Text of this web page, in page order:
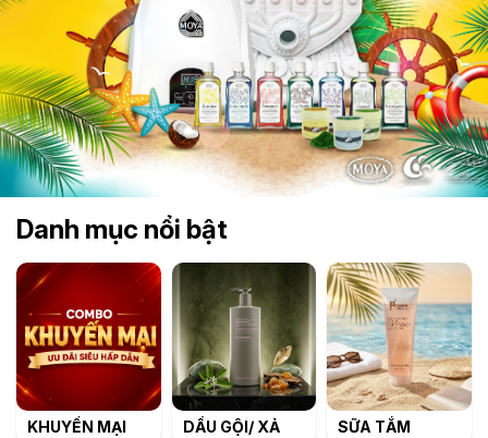
Danh mục nổi bật
KHUYẾN MẠI DẦU GỘI/ XẢ SỮA TẮM